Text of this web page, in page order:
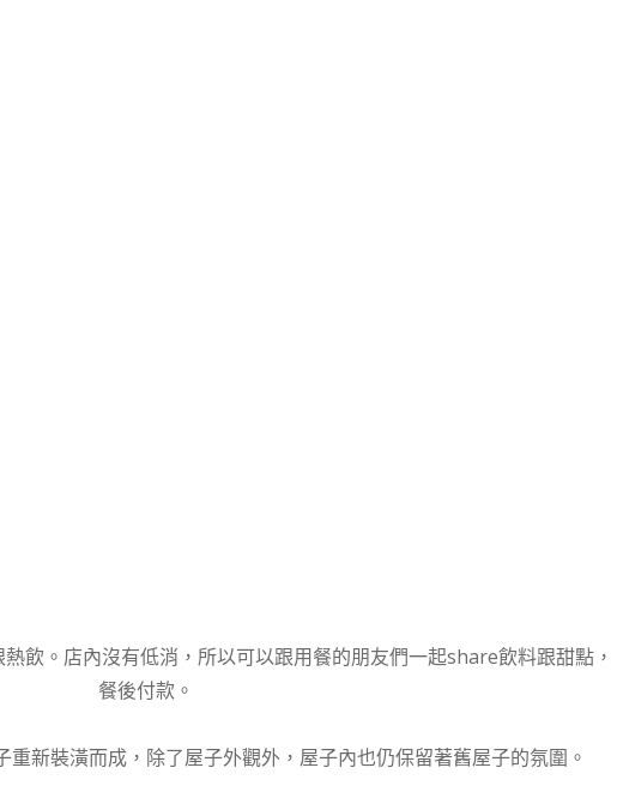
飲。店內沒有低消，所以可以跟用餐的朋友們一起share飲料跟甜點，
餐後付款。
新裝潢而成，除了屋子外觀外，屋子內也仍保留著舊屋子的氛圍。